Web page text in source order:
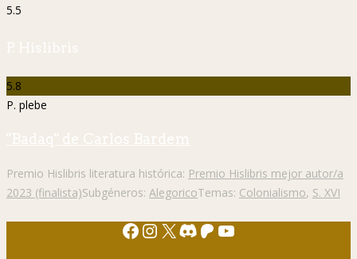
5.5
P. Hislibris
5.8
P. plebe
"Badaq" de Carlos Bardem
Premio Hislibris literatura histórica: Premio Hislibris mejor autor/a
2023 (finalista)Subgéneros: AlegoricoTemas: Colonialismo, S. XVI
Facebook
Instagram
X Discord
Patreon
YouTube